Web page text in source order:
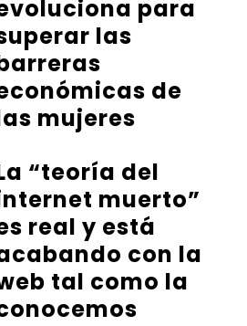
para
las
de
mujeres
“teoría del
muerto”
real y está
con la
tal como la